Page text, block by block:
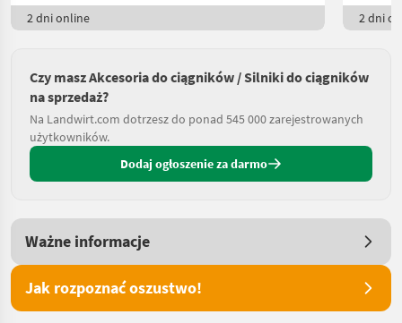
2 dni online 2 dni
Czy masz Akcesoria do ciągników / Silniki do ciągników
na sprzedaż?
Na Landwirt.com dotrzesz do ponad 545 000 zarejestrowanych
użytkowników.
Dodaj ogłoszenie za darmo
Ważne informacje
Jak rozpoznać oszustwo!